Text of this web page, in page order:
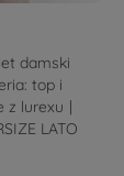
damski
top i
z lurexu |
LATO